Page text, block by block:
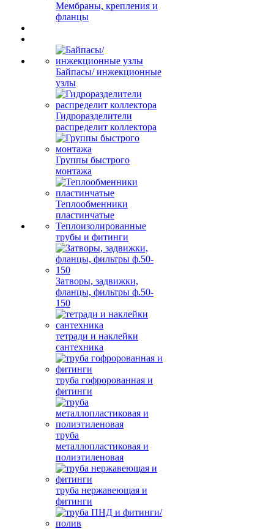
Мембраны, крепления и
фланцы
Байпасы/ инжекционные
узлы
Гидроразделители
распределит коллектора
Группы быстрого
монтажа
Теплообменники
пластинчатые
Теплоизолированные
трубы и фитинги
Затворы, задвижки,
фланцы, фильтры ф.50-
150
тетради и наклейки
сантехника
труба гофророванная и
фитинги
труба
металлопластиковая и
полиэтиленовая
труба нержавеющая и
фитинги